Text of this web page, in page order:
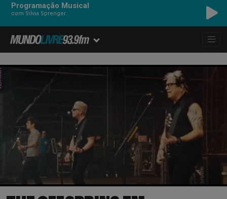
Programação Musical
com Silvia Sprenger
U2 - MYSTERIOUS WAYS